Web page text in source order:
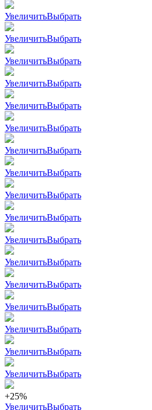
УвеличитьВыбрать
УвеличитьВыбрать
УвеличитьВыбрать
УвеличитьВыбрать
УвеличитьВыбрать
УвеличитьВыбрать
УвеличитьВыбрать
УвеличитьВыбрать
УвеличитьВыбрать
УвеличитьВыбрать
УвеличитьВыбрать
УвеличитьВыбрать
УвеличитьВыбрать
УвеличитьВыбрать
УвеличитьВыбрать
УвеличитьВыбрать
УвеличитьВыбрать
+25%
УвеличитьВыбрать